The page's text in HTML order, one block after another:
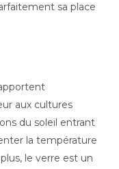
sa place
aux cultures
du soleil entrant
la température
le verre est un